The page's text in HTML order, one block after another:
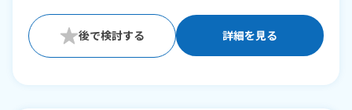
詳細を見る